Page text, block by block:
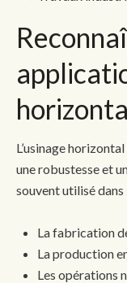
L’usinage
une robustesse et
souvent utilisé dans
La fabrication
La production
Les opérations